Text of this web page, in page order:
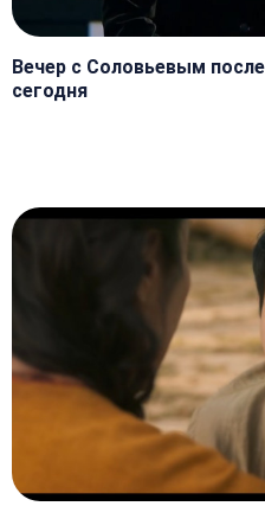
Вечер с Соловьевым
сегодня